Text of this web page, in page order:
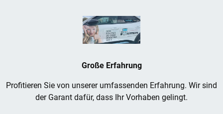
Große Erfahrung
Profitieren Sie von unserer umfassenden Erfahrung. Wir sind
der Garant dafür, dass Ihr Vorhaben gelingt.